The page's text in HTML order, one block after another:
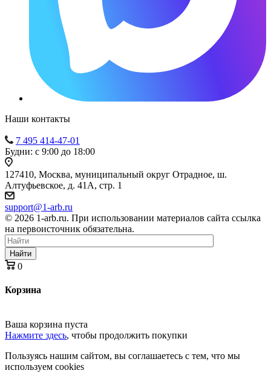
Наши контакты
7 495 414-47-01
Будни: с 9:00 до 18:00
127410, Москва, муниципальный округ Отрадное, ш.
Алтуфьевское, д. 41А, стр. 1
support@1-arb.ru
© 2026 1-arb.ru. При использовании материалов сайта ссылка
на первоисточник обязательна.
Найти
0
Корзина
Ваша корзина пуста
Нажмите здесь, чтобы продолжить покупки
Пользуясь нашим сайтом, вы соглашаетесь с тем, что мы
используем cookies